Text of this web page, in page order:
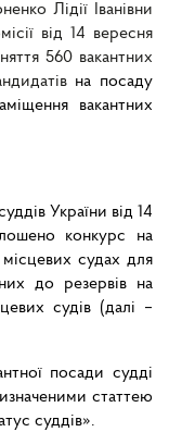
Лідії Іванівни
від 14 вересня
560 вакантних
на посаду
вакантних
України від 14
конкурс на
судах для
до резервів на
судів (далі –
посади судді
статтею
суддів».